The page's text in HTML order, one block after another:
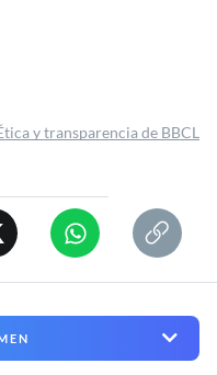
y transparencia de BBCL